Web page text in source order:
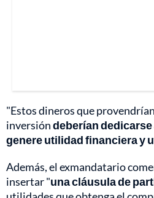
"Estos dineros que
inversióndeberían
genere utilidad financiera y
Además, el exmandatario
insertar "una cláusula de